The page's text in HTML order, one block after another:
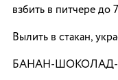
взбить в питчере до
Вылить в стакан,
БАНАН-ШОКОЛАД-